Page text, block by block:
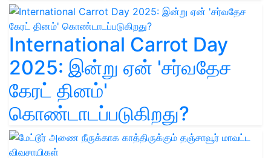
International Carrot Day
2025: இன்று ஏன் 'சர்வதேச
கேரட் தினம்'
கொண்டாடப்படுகிறது?